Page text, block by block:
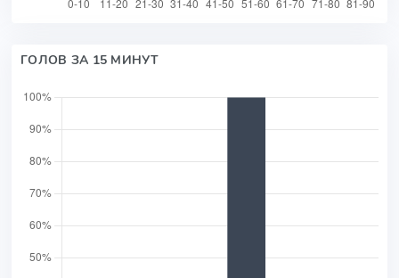
ГОЛОВ ЗА 15 МИНУТ